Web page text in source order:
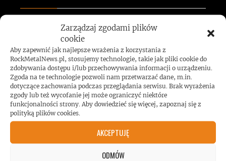
Zarządzaj zgodami plików
cookie
Aby zapewnić jak najlepsze wrażenia z korzystania z
RockMetalNews.pl, stosujemy technologie, takie jak pliki cookie do
zdobywania dostępu i/lub przechowywania informacji o urządzeniu.
Zgoda na te technologie pozwoli nam przetwarzać dane, m.in.
dotyczące zachowania podczas przeglądania serwisu. Brak wyrażenia
zgody lub też wycofanie jej może ograniczyć niektóre
funkcjonalności strony. Aby dowiedzieć się więcej, zapoznaj się z
polityką plików cookies.
AKCEPTUJĘ
ODMÓW
JESTEŚMY BLISKO
ZESPOŁÓW, KONCERTÓW I
LUDZI ZWIĄZANYCH Z
MUZYKĄ, BY DOSTARCZAĆ
WAM NAJLEPSZE TREŚCI